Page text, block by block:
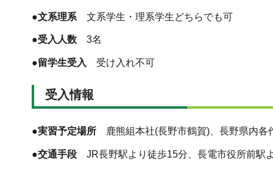
●文系理系 文系学生・理系学生どちらでも可
●受入人数 3名
●留学生受入 受け入れ不可
受入情報
●実習予定場所 鹿熊組本社(長野市鶴賀)、長野県内各
●交通手段 JR長野駅より徒歩15分、長電市役所前駅